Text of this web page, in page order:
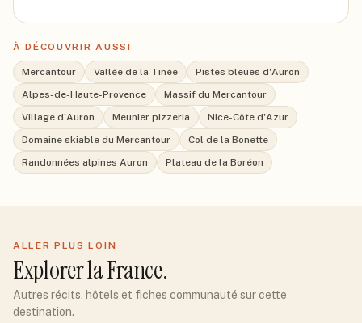
À DÉCOUVRIR AUSSI
Mercantour Vallée de la Tinée
Pistes bleues d'Auron
Alpes-de-Haute-Provence
Massif du Mercantour
Village d'Auron
Meunier pizzeria
Nice-Côte d'Azur
Domaine skiable du Mercantour
Col de la Bonette
Randonnées alpines Auron
Plateau de la Boréon
ALLER PLUS LOIN
Explorerla France.
Autres récits, hôtels et fiches communauté sur cette
destination.